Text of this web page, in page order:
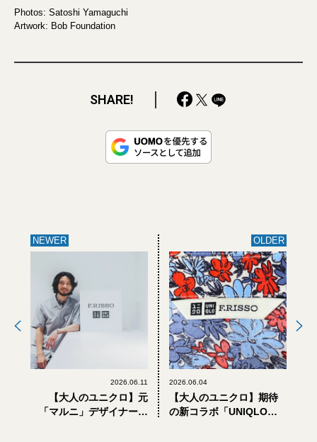
Photos: Satoshi Yamaguchi
Artwork: Bob Foundation
SHARE!
NEWER
2026.06.11
【大人のユニクロ】元
「マルニ」デザイナーに
OLDER
2026.06.04
【大人のユニクロ】期待
の新コラボ「UNIQLO